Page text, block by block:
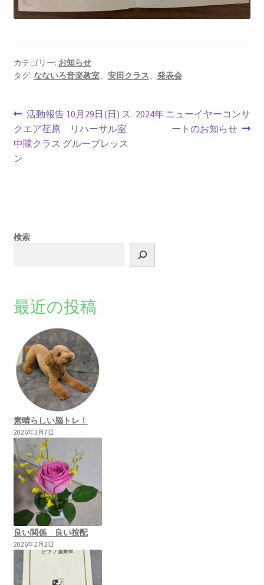
カテゴリー: お知らせ
タグ: なないろ音楽教室、 安田クラス、 発表会
活動報告 10月29日(日) ス
クエア荏原 リハーサル室
中陳クラス グループレッス
ン
2024年 ニューイヤーコンサ
ートのお知らせ
検索
最近の投稿
素晴らしい脳トレ！
2026年3月7日
良い関係 良い按配
2026年2月2日